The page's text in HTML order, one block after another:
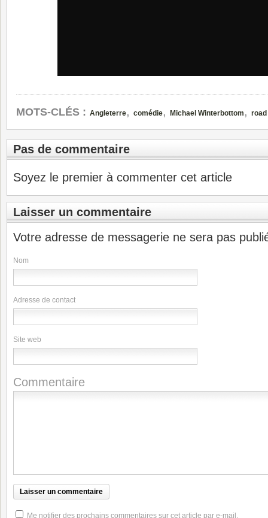
MOTS-CLÉS : Angleterre, comédie, Michael Winterbottom ,
Pas de commentaire
Soyez le premier à commenter cet article
Laisser un commentaire
Votre adresse de messagerie ne sera pas
Nom
Adresse de contact
Site web
Commentaire
Me notifier des prochains commentaires sur cet article par e-mail.